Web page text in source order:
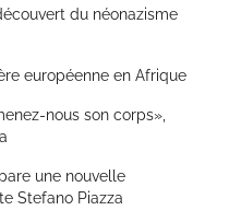
du néonazisme
européenne en Afrique
nous son corps»,
une nouvelle
Stefano Piazza